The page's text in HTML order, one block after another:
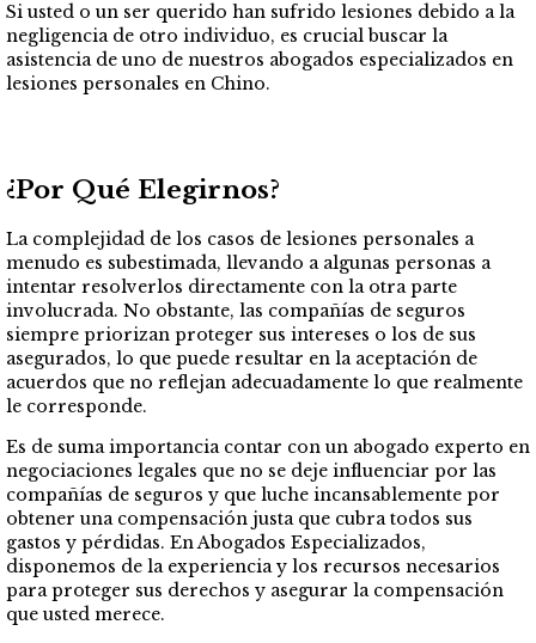
Si usted o un ser querido han sufrido lesiones debido a la
negligencia de otro individuo, es crucial buscar la
asistencia de uno de nuestros abogados especializados en
lesiones personales en Chino.
¿Por Qué Elegirnos?
La complejidad de los casos de lesiones personales a
menudo es subestimada, llevando a algunas personas a
intentar resolverlos directamente con la otra parte
involucrada. No obstante, las compañías de seguros
siempre priorizan proteger sus intereses o los de sus
asegurados, lo que puede resultar en la aceptación de
acuerdos que no reflejan adecuadamente lo que realmente
le corresponde.
Es de suma importancia contar con un abogado experto en
negociaciones legales que no se deje influenciar por las
compañías de seguros y que luche incansablemente por
obtener una compensación justa que cubra todos sus
gastos y pérdidas. En Abogados Especializados,
disponemos de la experiencia y los recursos necesarios
para proteger sus derechos y asegurar la compensación
que usted merece.